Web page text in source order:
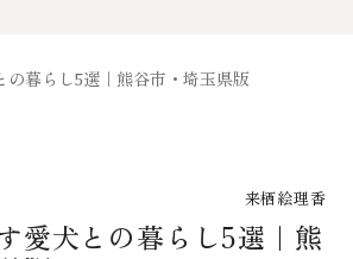
の暮らし5選｜熊谷市・埼玉県版
来栖絵理香
愛犬との暮らし5選｜熊